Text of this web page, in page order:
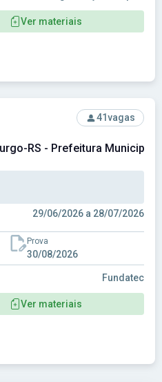
Ver materiais
Hamburgo-RS -
41vagas
RS - Prefeitura Municipal
29/06/2026 a 28/07/2026
Prova
30/08/2026
Fundatec
Ver materiais